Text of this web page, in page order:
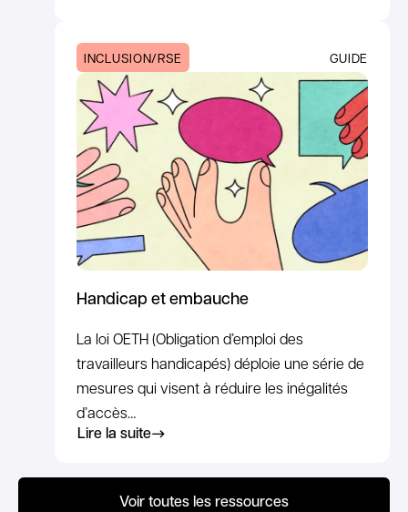
INCLUSION/RSE GUIDE
Handicap et embauche
La loi OETH (Obligation d’emploi des
travailleurs handicapés) déploie une série de
mesures qui visent à réduire les inégalités
d’accès…
Lire la suite
Voir toutes les ressources